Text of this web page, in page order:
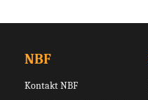
NBF
Kontakt NBF